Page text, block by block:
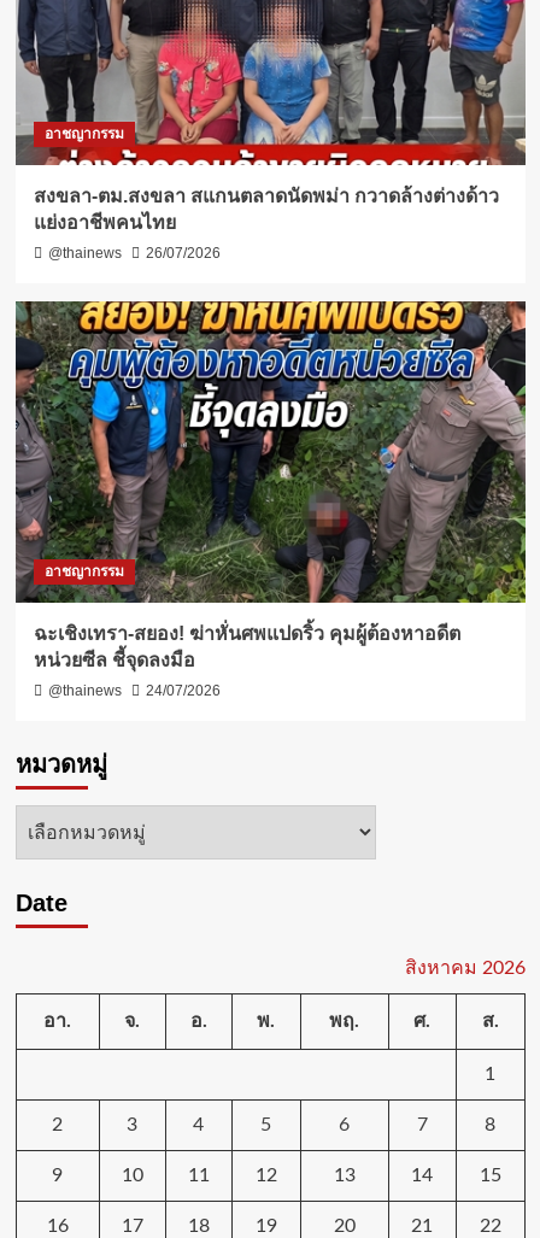
อาชญากรรม
สงขลา-ตม.สงขลา สแกนตลาดนัดพม่า กวาดล้างต่างด้าว
แย่งอาชีพคนไทย
@thainews 26/07/2026
อาชญากรรม
ฉะเชิงเทรา-สยอง! ฆ่าหั่นศพแปดริ้ว คุมผู้ต้องหาอดีต
หน่วยซีล ชี้จุดลงมือ
@thainews 24/07/2026
หมวดหมู่
หมวด
Date
สิงหาคม 2026
อา. จ. อ. พ. พฤ. ศ. ส.
1
2 3 4 5 6 7 8
9 10 11 12 13 14 15
16 17 18 19 20 21 22